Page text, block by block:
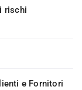
rischi
e Fornitori